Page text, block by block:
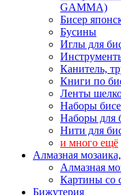
GAMMA)
Бисер
Бусины
Иглы для
Канитель,
Книги по
Ленты
Наборы
Наборы для
Нити для
и много ещё
Алмазная
Алмазная
Картины co
Бижутерия